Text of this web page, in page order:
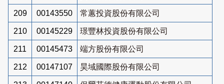
209 00143550 常蕙投資股份有限公司
210 00145229 璟豐林投資股份有限公司
211 00145473 端方股份有限公司
212 00147107 昊域國際股份有限公司